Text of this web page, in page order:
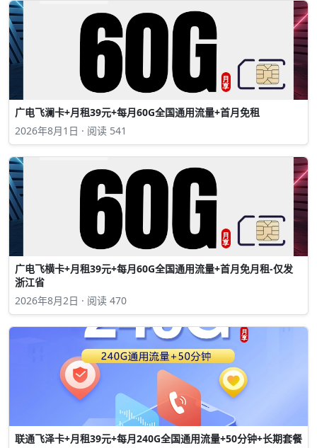
广电飞澜卡+月租39元+每月60G全国通用流量+首月免租
2026年8月1日 · 阅读 541
广电飞横卡+月租39元+每月60G全国通用流量+首月免月租-仅发
浙江省
2026年8月2日 · 阅读 470
联通飞泽卡+月租39元+每月240G全国通用流量+50分钟+长期套餐